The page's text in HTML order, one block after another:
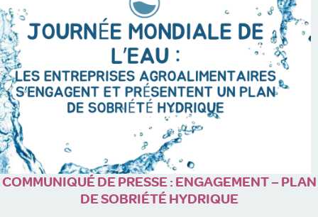
COMMUNIQUÉ DE PRESSE : ENGAGEMENT – PLAN
DE SOBRIÉTÉ HYDRIQUE